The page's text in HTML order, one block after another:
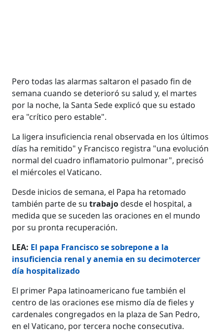
Pero todas las alarmas saltaron el pasado fin de
semana cuando se deterioró su salud y, el martes
por la noche, la Santa Sede explicó que su estado
era "crítico pero estable".
La ligera insuficiencia renal observada en los últimos
días ha remitido" y Francisco registra "una evolución
normal del cuadro inflamatorio pulmonar", precisó
el miércoles el Vaticano.
Desde inicios de semana, el Papa ha retomado
también parte de sutrabajodesde el hospital, a
medida que se suceden las oraciones en el mundo
por su pronta recuperación.
LEA: El papa Francisco se sobrepone a la
insuficiencia renal y anemia en su decimotercer
día hospitalizado
El primer Papa latinoamericano fue también el
centro de las oraciones ese mismo día de fieles y
cardenales congregados en la plaza de San Pedro,
en el Vaticano, por tercera noche consecutiva.